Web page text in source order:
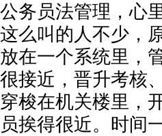
公务员法管理，心
这么叫的人不少，
放在一个系统里，
很接近，晋升考核
穿梭在机关楼里，
员挨得很近。时间